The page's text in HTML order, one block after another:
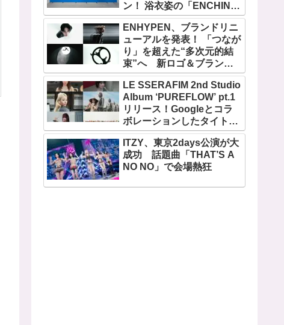
ン！ 浴衣姿の「ENCHIN」
が登場
ENHYPEN、ブランドリニ
ューアルを発表！ 「つなが
り」を超えた“多次元的結
束”へ 新ロゴ＆ブランド
フィルム公開
LE SSERAFIM 2nd Studio
Album ‘PUREFLOW’ pt.1
リリース！Googleとコラ
ボレーションしたタイトル
曲「BOOMPALA」MVも公
開
ITZY、東京2days公演が大
成功 話題曲「THAT’S A
NO NO」で会場熱狂